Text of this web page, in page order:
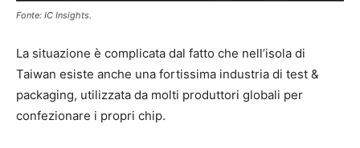
Fonte: IC Insights.
La situazione è complicata dal fatto che nell’isola di
Taiwan esiste anche una fortissima industria di test &
packaging, utilizzata da molti produttori globali per
confezionare i propri chip.